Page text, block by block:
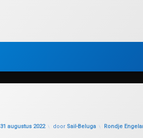
31 augustus 2022 door Sail-Beluga Categorieën:
Rondje